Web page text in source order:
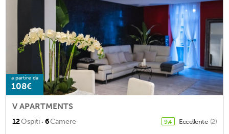
a partire da
108€
V APARTMENTS
12Ospiti · 6Camere 9,4 Eccellente (2)